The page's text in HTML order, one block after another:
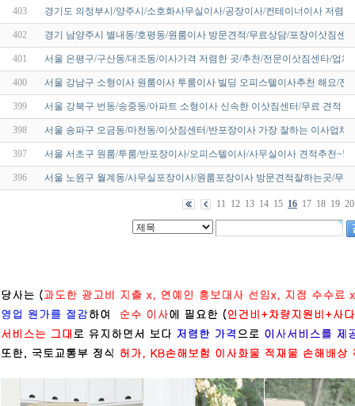
403 경기도 의정부시/양주시/소호화사무실이사/공장이사/컨테이너이사 저렴
402 경기 남양주시 별내동/호평동/원룸이사 방문견적/무료상담/포장이삿짐센
401 서울 은평구/구산동/대조동/이사가격 저렴한 곳/추천/전문이삿짐센타/업
400 서울 강남구 소형이사 원룸이사 투룸이사 빌딩 오피스텔이사추천 해요/전
399 서울 강북구 번동/송중동/아파트 소형이사 신속한 이삿짐센터/무료 견적 /
398 서울 송파구 오금동/마천동/이삿짐센터/반포장이사 가장 잘하는 이사업
397 서울 서초구 원룸/투룸/반포장이사/오피스텔이사/사무실이사 견적추천~!
396 서울 노원구 월계동/사무실포장이사/원룸포장이사 방문견적잘하는곳/무
11 12 13 14 15 16 17 18 19 20